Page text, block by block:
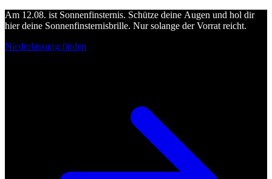
Am 12.08. ist Sonnenfinsternis. Schütze deine Augen und hol dir
hier deine Sonnenfinsternisbrille. Nur solange der Vorrat reicht.
Niederlassung finden